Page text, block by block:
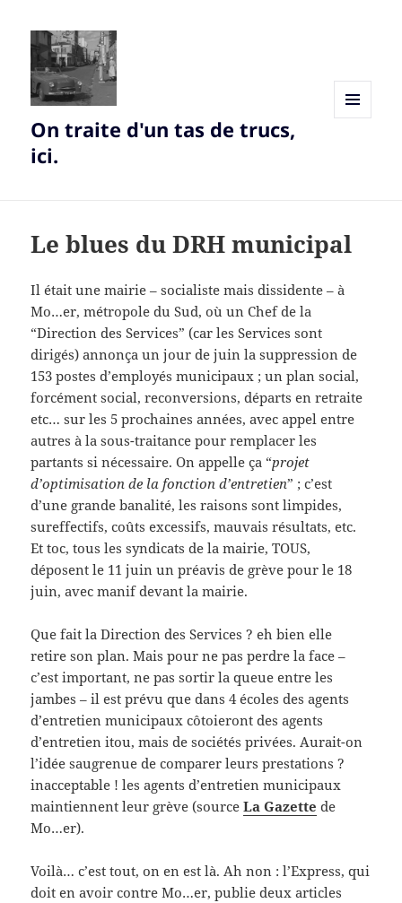
On traite d'un tas de trucs,
ici.
Le blues du DRH municipal
Il était une mairie – socialiste mais dissidente – à
Mo…er, métropole du Sud, où un Chef de la
“Direction des Services” (car les Services sont
dirigés) annonça un jour de juin la suppression de
153 postes d’employés municipaux ; un plan social,
forcément social, reconversions, départs en retraite
etc… sur les 5 prochaines années, avec appel entre
autres à la sous-traitance pour remplacer les
partants si nécessaire. On appelle ça “projet
d’optimisation de la fonction d’entretien” ; c’est
d’une grande banalité, les raisons sont limpides,
sureffectifs, coûts excessifs, mauvais résultats, etc.
Et toc, tous les syndicats de la mairie, TOUS,
déposent le 11 juin un préavis de grève pour le 18
juin, avec manif devant la mairie.
Que fait la Direction des Services ? eh bien elle
retire son plan. Mais pour ne pas perdre la face –
c’est important, ne pas sortir la queue entre les
jambes – il est prévu que dans 4 écoles des agents
d’entretien municipaux côtoieront des agents
d’entretien itou, mais de sociétés privées. Aurait-on
l’idée saugrenue de comparer leurs prestations ?
inacceptable ! les agents d’entretien municipaux
maintiennent leur grève (sourceLa Gazette de
Mo…er).
Voilà… c’est tout, on en est là. Ah non : l’Express, qui
doit en avoir contre Mo…er, publie deux articles